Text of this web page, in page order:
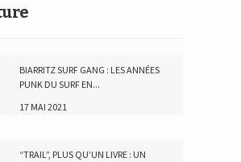
BIARRITZ SURF GANG : LES ANNÉES
PUNK DU SURF EN...
17 MAI 2021
“TRAIL”, PLUS QU’UN LIVRE : UN